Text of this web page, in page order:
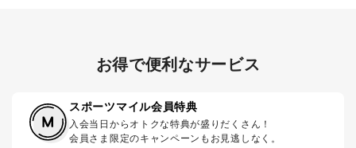
お得で便利なサービス
スポーツマイル会員特典
入会当日からオトクな特典が盛りだくさん！
会員さま限定のキャンペーンもお見逃しなく。